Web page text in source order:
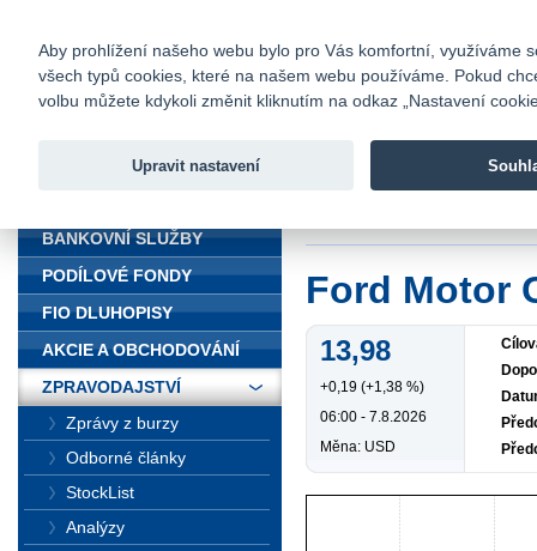
Fio banka
Fio banka
Ford Motor
13,98
+0,19 (+1,38 %)
06:00 - 7.8.2026
Měna: USD
BANKOVNÍ SLUŽBY
PODÍLOVÉ FONDY
FIO DLUHOPISY
AKCIE A OBCHODOVÁNÍ
ZPRAVODAJSTVÍ
Zprávy z burzy
Odborné články
StockList
Analýzy
Aby prohlížení našeho webu bylo pro Vás komfortní, využíváme
všech typů cookies, které na našem webu používáme. Pokud
volbu můžete kdykoli změnit kliknutím na odkaz „Nastavení
Upravit nastavení